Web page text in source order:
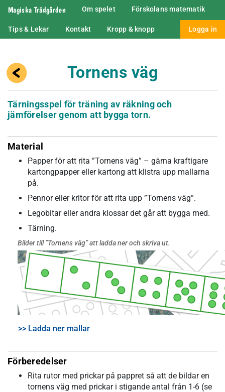
Magiska Trädgården Om spelet Förskolans matematik
Tips & Lekar Kontakt Kropp & knopp Logga in
Tornens väg
Tärningsspel för träning av räkning och
jämförelser genom att bygga torn.
Material
Papper för att rita ”Tornens väg” – gärna kraftigare
kartongpapper eller kartong att klistra upp mallarna
på.
Pennor eller kritor för att rita upp ”Tornens väg”.
Legobitar eller andra klossar det går att bygga med.
Tärning.
Bilder till ”Tornens väg” att ladda ner och skriva ut.
>> Ladda ner mallar
Förberedelser
Rita rutor med prickar på pappret så att de bildar en
tornens väg med prickar i stigande antal från 1-6 (se